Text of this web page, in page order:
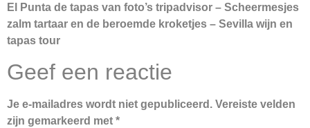
El Punta de tapas van foto’s tripadvisor – Scheermesjes
zalm tartaar en de beroemde kroketjes – Sevilla wijn en
tapas tour
Geef een reactie
Je e-mailadres wordt niet gepubliceerd. Vereiste velden
zijn gemarkeerd met *